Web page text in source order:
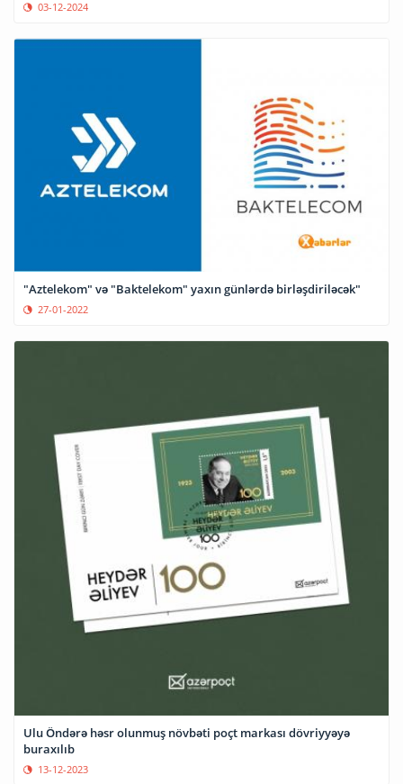
03-12-2024
"Aztelekom" və "Baktelekom" yaxın günlərdə birləşdiriləcək"
27-01-2022
Ulu Öndərə həsr olunmuş növbəti poçt markası dövriyyəyə
buraxılıb
13-12-2023